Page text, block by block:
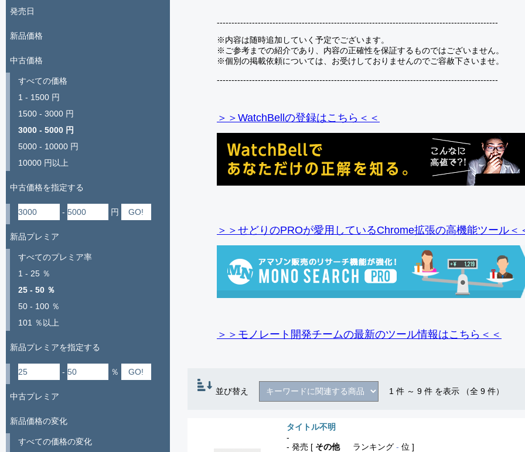
------------------------------------------------------------------------------------------------
※内容は随時追加していく予定でございます。
※ご参考までの紹介であり、内容の正確性を保証するものではございません。
※個別の掲載依頼については、お受けしておりませんのでご容赦下さいませ。
------------------------------------------------------------------------------------------------
＞＞WatchBellの登録はこちら＜＜
＞＞せどりのPROが愛用しているChrome拡張の高機能ツール＜
＞＞モノレート開発チームの最新のツール情報はこちら＜＜
並び替え 1 件 ～ 9 件 を表示 （全 9 件）
タイトル不明
-
- 発売 [ その他 ランキング - 位 ]
発売日
新品価格
中古価格
すべての価格
1 - 1500 円
1500 - 3000 円
3000 - 5000 円
5000 - 10000 円
10000 円以上
中古価格を指定する
- 円
新品プレミア
すべてのプレミア率
1 - 25 ％
25 - 50 ％
50 - 100 ％
101 ％以上
新品プレミアを指定する
- ％
中古プレミア
新品価格の変化
すべての価格の変化